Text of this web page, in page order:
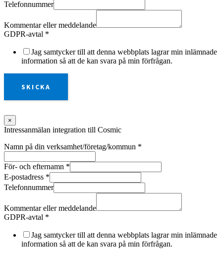
Telefonnummer
Kommentar eller meddelande
GDPR-avtal *
Jag samtycker till att denna webbplats lagrar min inlämnade
information så att de kan svara på min förfrågan.
SKICKA
×
Intressanmälan integration till Cosmic
Namn på din verksamhet/företag/kommun *
För- och efternamn *
E-postadress *
Telefonnummer
Kommentar eller meddelande
GDPR-avtal *
Jag samtycker till att denna webbplats lagrar min inlämnade
information så att de kan svara på min förfrågan.